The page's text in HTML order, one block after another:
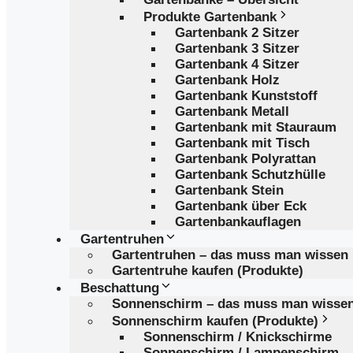
Produkte Gartenbank
Gartenbank 2 Sitzer
Gartenbank 3 Sitzer
Gartenbank 4 Sitzer
Gartenbank Holz
Gartenbank Kunststoff
Gartenbank Metall
Gartenbank mit Stauraum
Gartenbank mit Tisch
Gartenbank Polyrattan
Gartenbank Schutzhülle
Gartenbank Stein
Gartenbank über Eck
Gartenbankauflagen
Gartentruhen
Gartentruhen – das muss man wissen
Gartentruhe kaufen (Produkte)
Beschattung
Sonnenschirm – das muss man
Sonnenschirm kaufen (Produkte)
Sonnenschirm / Knickschirme